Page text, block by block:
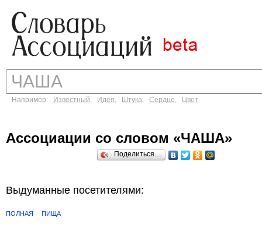
Например: Известный, Идея, Штука, Сердце, Цвет
Ассоциации со словом «ЧАША»
Поделиться…
Выдуманные посетителями:
ПОЛНАЯ ПИЩА